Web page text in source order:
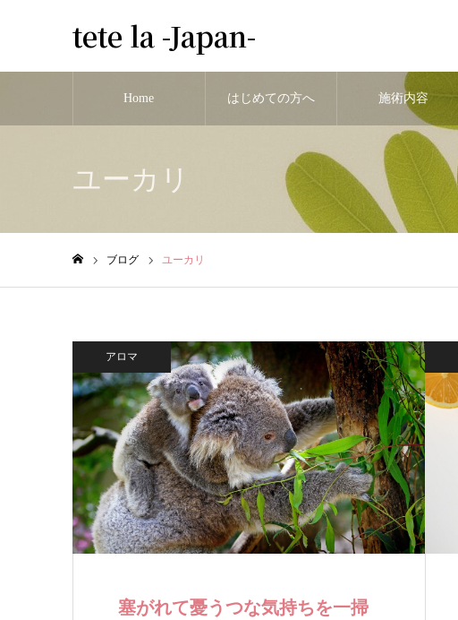
tete la -Japan-
Home はじめての方へ 施術内容
ユーカリ
ブログ ユーカリ
アロマ
塞がれて憂うつな気持ちを一掃